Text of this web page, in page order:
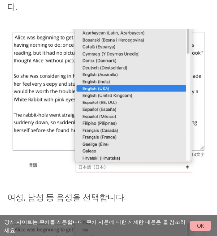
다.
여성, 남성 등 음성을 선택합니다.
당사 사이트는 쿠키를 사용합니다. 쿠키 사용에 대한 자세한 내용은 을 참조하
세요.
OK